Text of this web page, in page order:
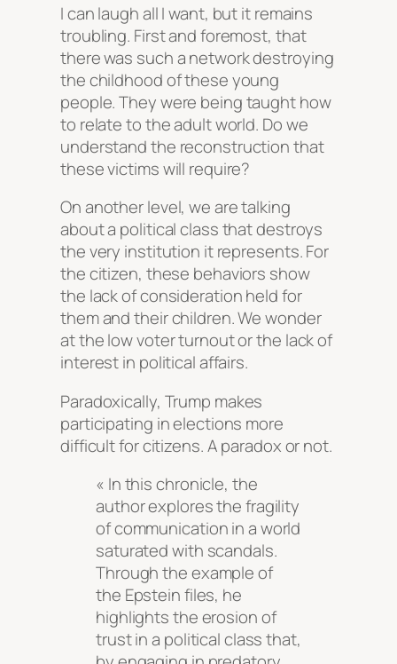
I can laugh all I want, but it remains
troubling. First and foremost, that
there was such a network destroying
the childhood of these young
people. They were being taught how
to relate to the adult world. Do we
understand the reconstruction that
these victims will require?
On another level, we are talking
about a political class that destroys
the very institution it represents. For
the citizen, these behaviors show
the lack of consideration held for
them and their children. We wonder
at the low voter turnout or the lack of
interest in political affairs.
Paradoxically, Trump makes
participating in elections more
difficult for citizens. A paradox or not.
« In this chronicle, the
author explores the fragility
of communication in a world
saturated with scandals.
Through the example of
the Epstein files, he
highlights the erosion of
trust in a political class that,